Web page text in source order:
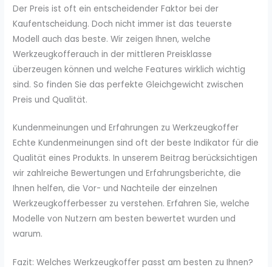
Der Preis ist oft ein entscheidender Faktor bei der
Kaufentscheidung. Doch nicht immer ist das teuerste
Modell auch das beste. Wir zeigen Ihnen, welche
Werkzeugkofferauch in der mittleren Preisklasse
überzeugen können und welche Features wirklich wichtig
sind. So finden Sie das perfekte Gleichgewicht zwischen
Preis und Qualität.
Kundenmeinungen und Erfahrungen zu Werkzeugkoffer
Echte Kundenmeinungen sind oft der beste Indikator für die
Qualität eines Produkts. In unserem Beitrag berücksichtigen
wir zahlreiche Bewertungen und Erfahrungsberichte, die
Ihnen helfen, die Vor- und Nachteile der einzelnen
Werkzeugkofferbesser zu verstehen. Erfahren Sie, welche
Modelle von Nutzern am besten bewertet wurden und
warum.
Fazit: Welches Werkzeugkoffer passt am besten zu Ihnen?